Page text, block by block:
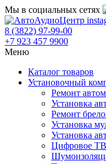
Мы в социальных сетях
8 (3822) 97-99-00
+7 923 457 9900
Меню
Каталог товаров
Установочный
Ремонт
Установка
Ремонт
Установка
Установка
Цифровое ТВ